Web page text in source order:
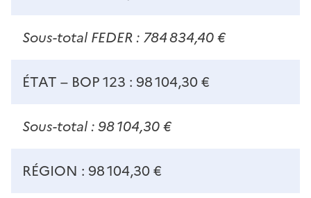
Sous-total FEDER : 784 834,40 €
ÉTAT – BOP 123 : 98 104,30 €
Sous-total : 98 104,30 €
RÉGION : 98 104,30 €